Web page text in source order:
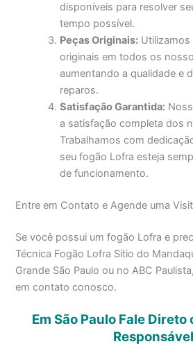
disponíveis para resolver
tempo possível.
Peças Originais:
originais em todos os
aumentando a qualidade e
reparos.
Satisfação Garantida:
a satisfação completa dos
Trabalhamos com
seu fogão Lofra esteja
de funcionamento.
Entre em Contato e Agende uma
Se você possui um fogão Lofra e
Técnica Fogão Lofra Sítio do
Grande São Paulo ou no ABC
em contato conosco.
Em São Paulo Fale Direto